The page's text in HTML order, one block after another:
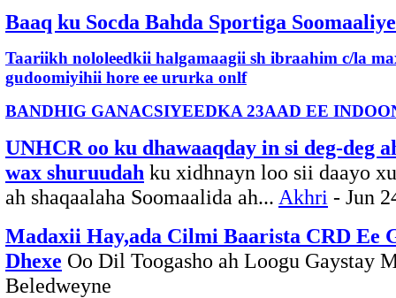
Baaq ku Socda Bahda Sportiga
Taariikh nololeedkii halgamaagii sh ibraahim c/la
gudoomiyihii hore ee ururka onlf
BANDHIG GANACSIYEEDKA 23AAD EE
UNHCR oo ku dhawaaqday in si deg-deg
wax shuruudah ku xidhnayn loo sii daayo
ah shaqaalaha Soomaalida ah... Akhri - Jun
Madaxii Hay,ada Cilmi Baarista CRD Ee
Dhexe Oo Dil Toogasho ah Loogu Gaystay
Beledweyne